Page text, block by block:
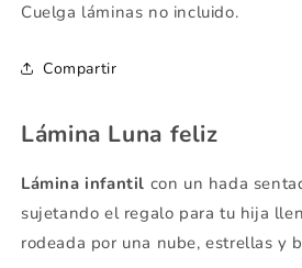
Cuelga láminas no incluido.
Compartir
Lámina Luna feliz
Lámina infantil con un hada
sujetando el regalo para tu hija
rodeada por una nube, estrellas y